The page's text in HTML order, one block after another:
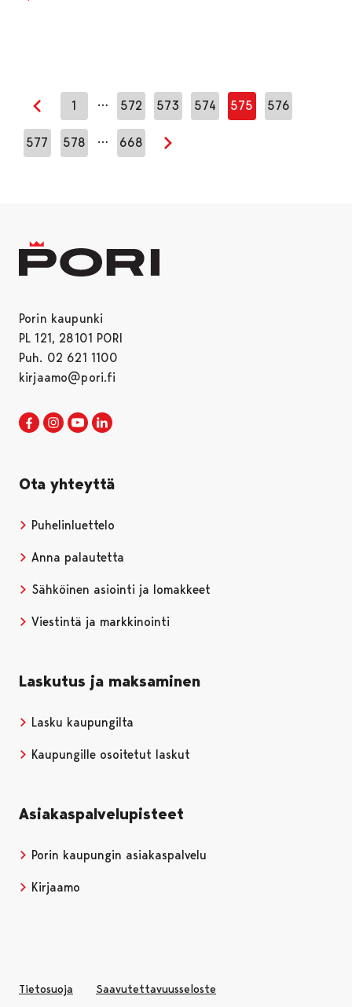
Edellinen sivu
1 … 572 573 574 575 576
577 578 … 668
Seuraava sivu
Porin kaupunki
PL 121, 28101 PORI
Puh. 02 621 1100
kirjaamo@pori.fi
Porin kaupunki Facebookissa
Avautuu uudessa välilehdessä
Porin kaupunki Instagramissa
Avautuu uudessa välilehdessä
Porin kaupunki Youtubessa
Avautuu uudessa välilehdessä
Ota yhteyttä
Puhelinluettelo
Anna palautetta
Sähköinen asiointi ja lomakkeet
Viestintä ja markkinointi
Laskutus ja maksaminen
Lasku kaupungilta
Kaupungille osoitetut laskut
Asiakaspalvelupisteet
Porin kaupungin asiakaspalvelu
Kirjaamo
Tietosuoja Saavutettavuusseloste